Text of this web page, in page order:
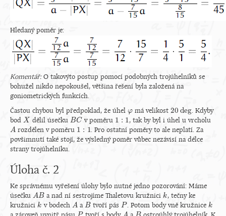
Hledaný poměr je:
Komentář:O takovýto postup pomocí podobných trojúhelníků se
bohužel nikdo nepokoušel, většina řešení byla založená na
goniometrických funkcích.
Častou chybou byl předpoklad, že úhel φ
φ má velikost20 deg
20deg . Kdyby
bod X
X dělil úsečku BC
BC v poměru 1 : 1
1: 1 , tak by byl i úhel u vrcholu
A
A rozdělen v poměru 1 : 1
1 1
. Pro ostatní poměry to ale neplatí. Za
povšimnutí také stojí, že výsledný poměr vůbec nezávisí na délce
strany trojúhelníku.
Úloha č. 2
Ke správnému vyřešení úlohy bylo nutné jedno pozorování: Máme
úsečku A B
AB a nad ní sestrojíme Thaletovu kružnicik
k, tečny ke
kružnici k
k v bodech A
Aa B
B tvoří pás P
P . Potom body vně kružnice k
k